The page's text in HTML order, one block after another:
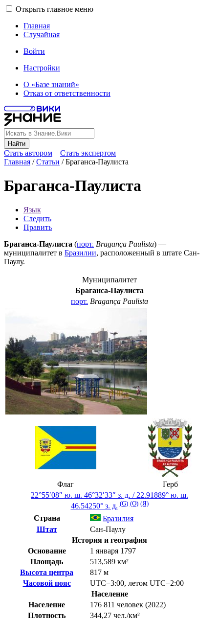
Открыть главное меню
Главная
Случайная
Войти
Настройки
О «Базе знаний»
Отказ от ответственности
Найти
Стать автором
Стать экспертом
Главная /Статьи /Браганса-Паулиста
Браганса-Паулиста
Язык
Следить
Править
Браганса-Паулиста (порт. Bragança Paulista) —
муниципалитет в Бразилии, расположенный в штате Сан-
Паулу.
Муниципалитет
Браганса-Паулиста
порт. Bragança Paulista
Флаг
Герб
22°55′08″ ю. ш. 46°32′33″ з. д. / 22.91889° ю. ш.
46.54250° з. д. (G) (O) (Я)
Страна
Бразилия
Штат
Сан-Паулу
История и география
Основание
1 января 1797
Площадь
513,589 км²
Высота центра
817 м
Часовой пояс
UTC−3:00, летом UTC−2:00
Население
Население
176 811 человек (2022)
Плотность
344,27 чел./км²